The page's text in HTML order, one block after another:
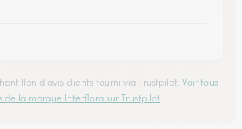
d'avis clients fourni via Trustpilot. Voir tous
de la marque Interflora sur Trustpilot